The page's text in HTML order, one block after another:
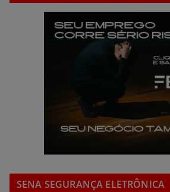
SENA SEGURANÇA ELETRÔNICA